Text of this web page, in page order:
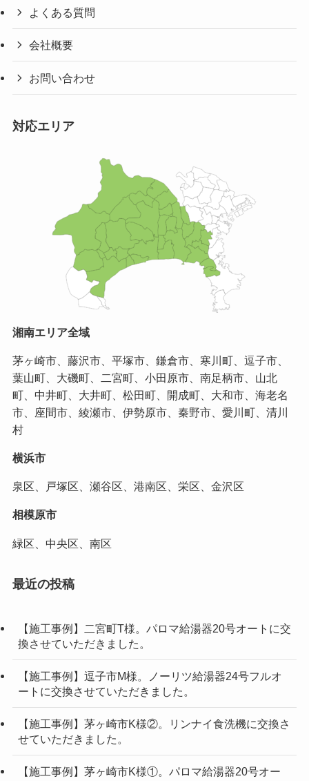
よくある質問
会社概要
お問い合わせ
対応エリア
湘南エリア全域
茅ヶ崎市、藤沢市、平塚市、鎌倉市、寒川町、逗子市、
葉山町、大磯町、二宮町、小田原市、南足柄市、山北
町、中井町、大井町、松田町、開成町、大和市、海老名
市、座間市、綾瀬市、伊勢原市、秦野市、愛川町、清川
村
横浜市
泉区、戸塚区、瀬谷区、港南区、栄区、金沢区
相模原市
緑区、中央区、南区
最近の投稿
【施工事例】二宮町T様。パロマ給湯器20号オートに交
換させていただきました。
【施工事例】逗子市M様。ノーリツ給湯器24号フルオ
ートに交換させていただきました。
【施工事例】茅ヶ崎市K様②。リンナイ食洗機に交換さ
せていただきました。
【施工事例】茅ヶ崎市K様①。パロマ給湯器20号オー